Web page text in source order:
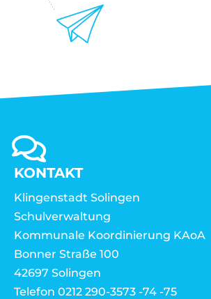
KONTAKT
Klingenstadt Solingen
Schulverwaltung
Kommunale Koordinierung KAoA
Bonner Straße 100
42697 Solingen
Telefon 0212 290-3573 -74 -75